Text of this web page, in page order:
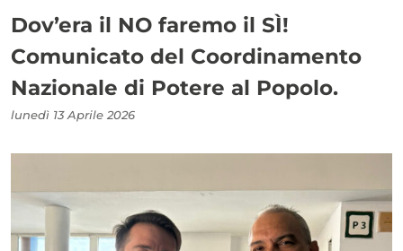
Dov’era il NO faremo il SÌ!
Comunicato del Coordinamento
Nazionale di Potere al Popolo.
lunedì 13 Aprile 2026